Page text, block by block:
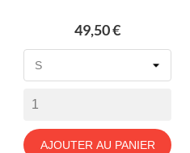
Prix
49,50 €
AJOUTER AU PANIER